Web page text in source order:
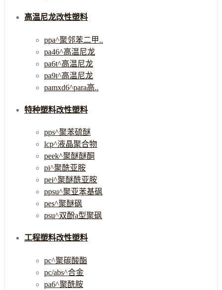
高温尼龙改性塑料
ppa^聚邻苯二甲..
pa46^高温尼龙
pa6t^高温尼龙
pa9t^高温尼龙
pamxd6^para高..
特种塑料改性塑料
pps^聚苯硫醚
lcp^液晶聚合物
peek^聚醚醚酮
pi^聚酰亚胺
pei^聚醚酰亚胺
ppsu^聚亚苯基砜
pes^聚醚砜
psu^双酚a型聚砜
工程塑料改性塑料
pc^聚碳酸酯
pc/abs^合金
pa6^聚酰胺